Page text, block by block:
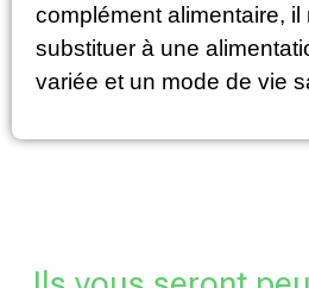
complément alimentaire, il
substituer à une
variée et un mode de vie